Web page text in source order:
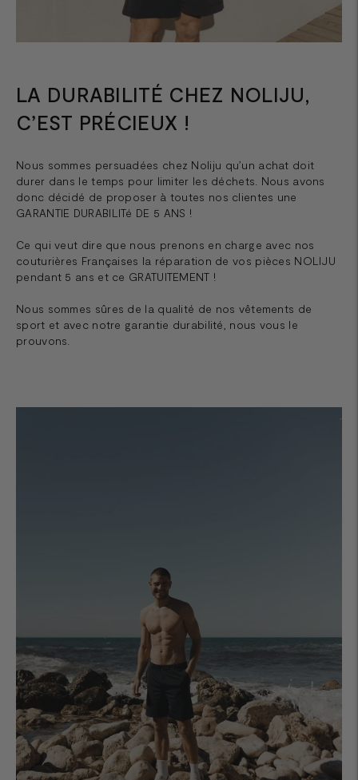
LA DURABILITÉ CHEZ NOLIJU,
C’EST PRÉCIEUX !
Nous sommes persuadées chez Noliju qu’un achat doit
durer dans le temps pour limiter les déchets. Nous avons
donc décidé de proposer à toutes nos clientes une
GARANTIE DURABILITé DE 5 ANS !
Ce qui veut dire que nous prenons en charge avec nos
couturières Françaises la réparation de vos pièces NOLIJU
pendant 5 ans et ce GRATUITEMENT !
Nous sommes sûres de la qualité de nos vêtements de
sport et avec notre garantie durabilité, nous vous le
prouvons.